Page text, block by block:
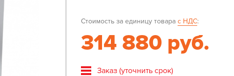
Стоимость за единицу товара с НДС:
314 880 руб.
Заказ (уточнить срок)